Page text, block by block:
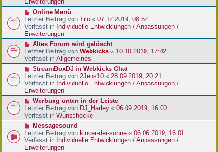
a
g
i
r
a
g
r
B
e
i
t
a
g
Erweiterungen
N
e
u
e
r
B
e
i
r
a
g
Online Menü
Letzter Beitrag von Tilo « 07.12.2019, 08:52
Verfasst in Individuelle Entwicklungen / Anpassungen /
Erweiterungen
N
e
u
e
r
B
e
i
r
a
g
Altes Forum wird gelöscht
Letzter Beitrag von Webkicks « 10.10.2019, 17:42
Verfasst in Allgemeines
N
e
u
e
r
B
e
i
r
a
g
StreamBoxDJ in Webkicks Chat
Letzter Beitrag von 2Jens10 « 28.09.2019, 20:21
Verfasst in Individuelle Entwicklungen / Anpassungen /
Erweiterungen
N
e
u
e
r
B
e
Werbung unten in der Leiste
Letzter Beitrag von DJ_Harley « 06.09.2019, 16:00
Verfasst in Wunschecke
N
e
u
e
Messagesound
Letzter Beitrag von kinder-der-sonne « 06.06.2019, 16:01
Verfasst in Individuelle Entwicklungen / Anpassungen /
Erweiterungen